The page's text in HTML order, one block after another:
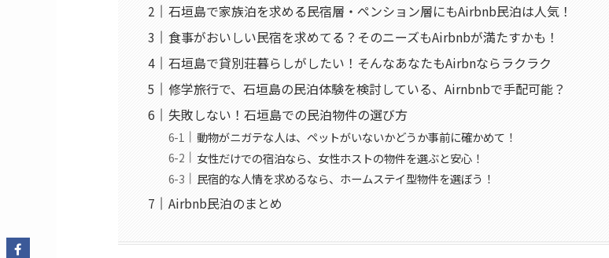
石垣島で家族泊を求める民宿層・ペンション層にもAirbnb民泊は人気！
食事がおいしい民宿を求めてる？そのニーズもAirbnbが満たすかも！
石垣島で貸別荘暮らしがしたい！そんなあなたもAirbnならラクラク
修学旅行で、石垣島の民泊体験を検討している、Airnbnbで手配可能？
失敗しない！石垣島での民泊物件の選び方
動物がニガテな人は、ペットがいないかどうか事前に確かめて！
女性だけでの宿泊なら、女性ホストの物件を選ぶと安心！
民宿的な人情を求めるなら、ホームステイ型物件を選ぼう！
Airbnb民泊のまとめ